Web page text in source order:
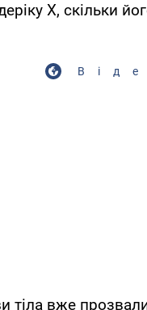
Х, скільки
тіла вже